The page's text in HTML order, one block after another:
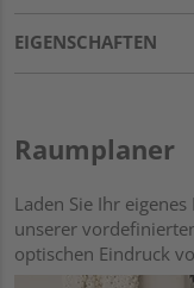
EIGENSCHAFTEN
Raumplaner
Laden Sie Ihr
unserer
optischen Eindruck